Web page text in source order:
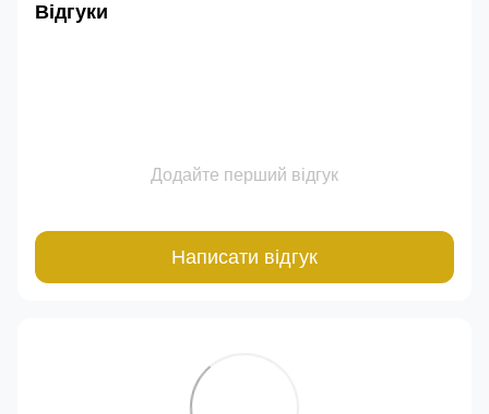
Відгуки
Додайте перший відгук
Написати відгук